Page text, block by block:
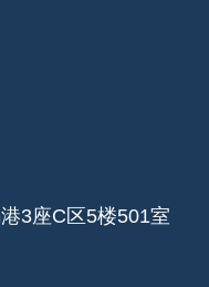
3座C区5楼501室